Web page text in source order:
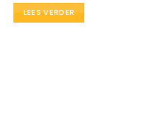
LEES VERDER